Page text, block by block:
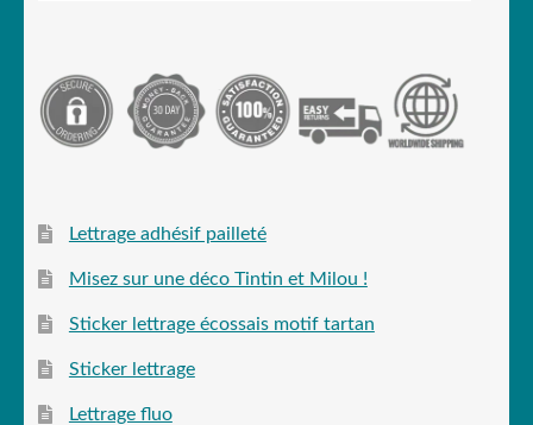
Lettrage adhésif pailleté
Misez sur une déco Tintin et Milou !
Sticker lettrage écossais motif tartan
Sticker lettrage
Lettrage fluo